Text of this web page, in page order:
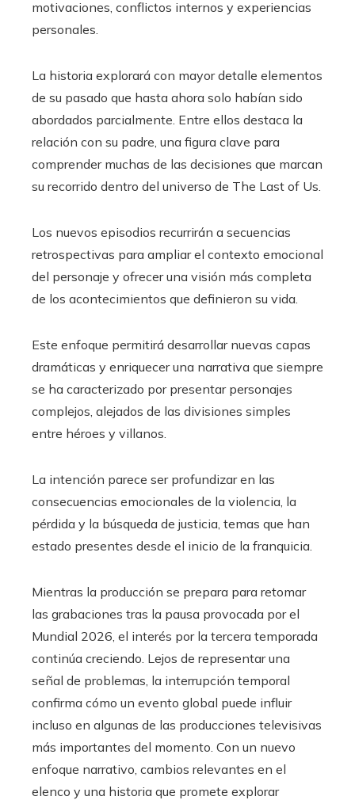
motivaciones, conflictos internos y experiencias
personales.
La historia explorará con mayor detalle elementos
de su pasado que hasta ahora solo habían sido
abordados parcialmente. Entre ellos destaca la
relación con su padre, una figura clave para
comprender muchas de las decisiones que marcan
su recorrido dentro del universo de The Last of Us.
Los nuevos episodios recurrirán a secuencias
retrospectivas para ampliar el contexto emocional
del personaje y ofrecer una visión más completa
de los acontecimientos que definieron su vida.
Este enfoque permitirá desarrollar nuevas capas
dramáticas y enriquecer una narrativa que siempre
se ha caracterizado por presentar personajes
complejos, alejados de las divisiones simples
entre héroes y villanos.
La intención parece ser profundizar en las
consecuencias emocionales de la violencia, la
pérdida y la búsqueda de justicia, temas que han
estado presentes desde el inicio de la franquicia.
Mientras la producción se prepara para retomar
las grabaciones tras la pausa provocada por el
Mundial 2026, el interés por la tercera temporada
continúa creciendo. Lejos de representar una
señal de problemas, la interrupción temporal
confirma cómo un evento global puede influir
incluso en algunas de las producciones televisivas
más importantes del momento. Con un nuevo
enfoque narrativo, cambios relevantes en el
elenco y una historia que promete explorar